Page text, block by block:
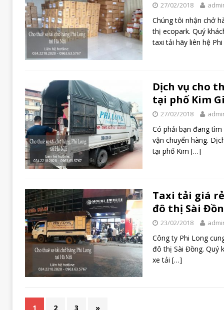
27/02/2018
Chúng tôi nhận chở
thị ecopark. Quý
taxi tải hãy liên hệ Phi
Dịch vụ cho
tại phố Kim
27/02/2018
Có phải bạn đang
vận chuyển hàng.
tại phố Kim […]
Taxi tải giá
đô thị Sài
23/02/2018
Công ty Phi Long
đô thị Sài Đồng. Quý
xe tải […]
1 2 3 »